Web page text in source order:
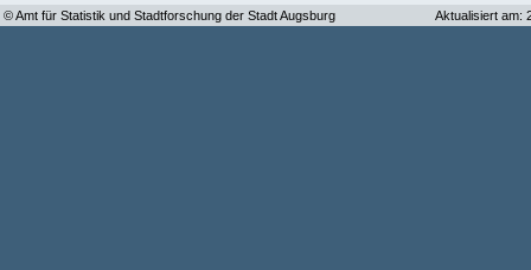
© Amt für Statistik und Stadtforschung der Stadt Augsburg Aktualisiert am: